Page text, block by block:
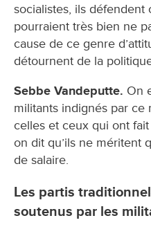
socialistes, ils défendent
pourraient très bien ne
cause de ce genre
détournent de la
Sebbe Vandeputte. On
militants indignés par
celles et ceux qui ont
on dit qu’ils ne méritent
de salaire.
Les partis
soutenus par les